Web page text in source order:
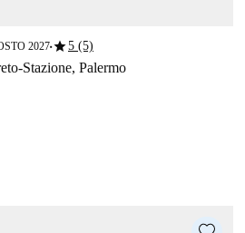
2027■star5 (5)
Stazione, Palermo